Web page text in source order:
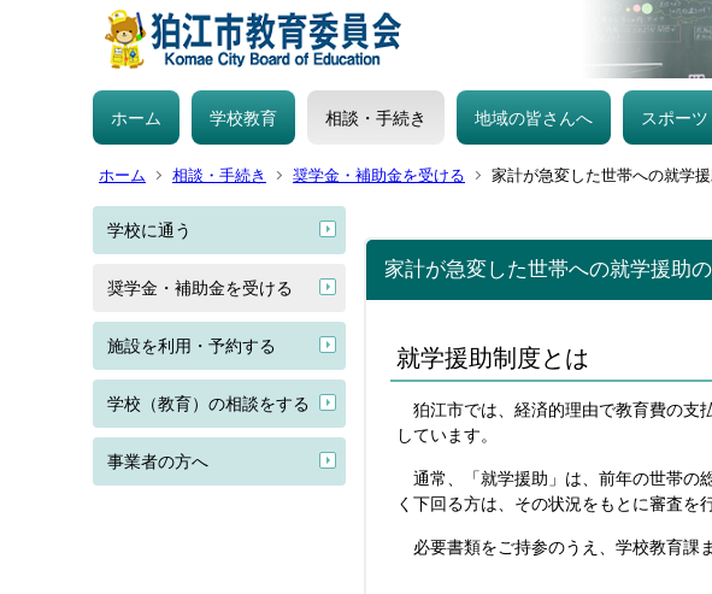
ホーム 学校教育 相談・手続き 地域の皆さんへ スポー
ホーム 相談・手続き 奨学金・補助金を受ける 家計が急変した世帯への就学
学校に通う
奨学金・補助金を受ける
施設を利用・予約する
学校（教育）の相談をする
事業者の方へ
家計が急変した世帯への就学援助
就学援助制度とは
狛江市では、経済的理由で教育費の支
しています。
通常、「就学援助」は、前年の世帯の
く下回る方は、その状況をもとに審査を
必要書類をご持参のうえ、学校教育課